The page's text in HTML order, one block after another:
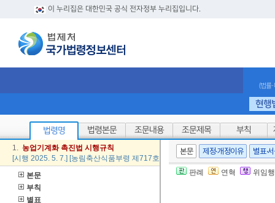
이 누리집은 대한민국 공식 전자정부 누리집입니다.
(법률
현행
법령명 법령본문 조문내용 조문제목 부칙
1. 농업기계 화 촉진법 시행규칙
[시행 2025. 5. 7.] [농림축산식품부령 제717호, 2025. 5. 7., 일부개정]
본문
부칙
별표
본문 제정·개정이유 별표·
판례 연혁 위임